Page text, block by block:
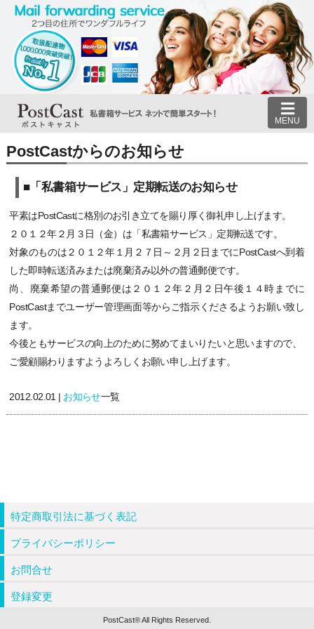
MENU
PostCastからのお知らせ
■「私書箱サービス」定期転送のお知らせ
平素はPostCastに格別のお引き立てを賜り厚く御礼申し上げます。
２０１２年２月３日（金）は「私書箱サービス」定期転送です。
対象のものは２０１２年１月２７日～２月２日までにPostCastへ到着
した即時転送済みまたは廃棄済み以外の普通郵便です。
尚、廃棄希望の普通郵便は２０１２年２月２日午後１４時までに
PostCastまでユーザー管理画面等からご指示くださるようお願い致し
ます。
今後ともサービスの向上のために努めてまいりたいと思いますので、
ご愛顧賜わりますようよろしくお願い申し上げます。
2012.02.01 | お知らせ一覧
特定商取引法に基づく表記
プライバシーポリシー
お問合せ
登録変更
PostCast® All Rights Reserved.